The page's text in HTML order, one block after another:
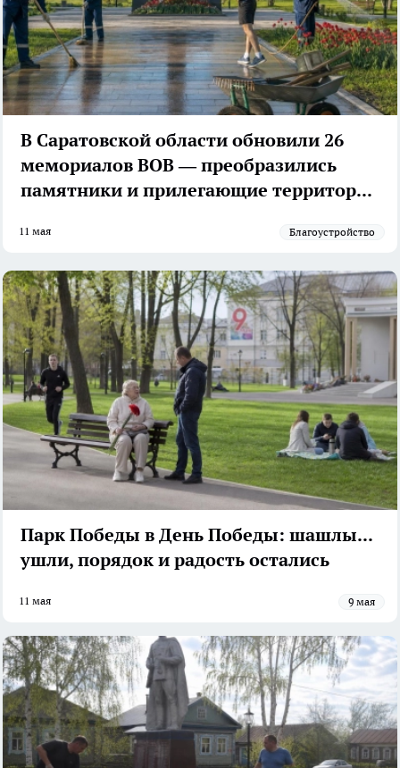
В Саратовской области обновили 26
мемориалов ВОВ — преобразились
памятники и прилегающие территории
11 мая Благоустройство
Парк Победы в День Победы: шашлыки
ушли, порядок и радость остались
11 мая 9 мая